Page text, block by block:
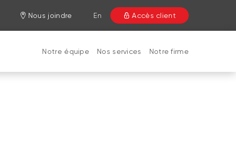
Nous joindre En Accès client
Notre équipe Nos services Notre firme